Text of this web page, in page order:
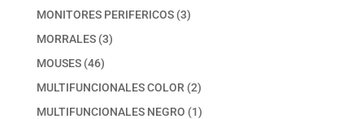
producto
MONITORES PERIFERICOS 33
MORRALES 33
MOUSES 4646
productos
MULTIFUNCIONALES COLOR 22
productos
MULTIFUNCIONALES NEGRO 11